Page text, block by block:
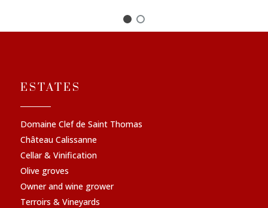
ESTATES
Domaine Clef de Saint Thomas
Château Calissanne
Cellar & Vinification
Olive groves
Owner and wine grower
Terroirs & Vineyards